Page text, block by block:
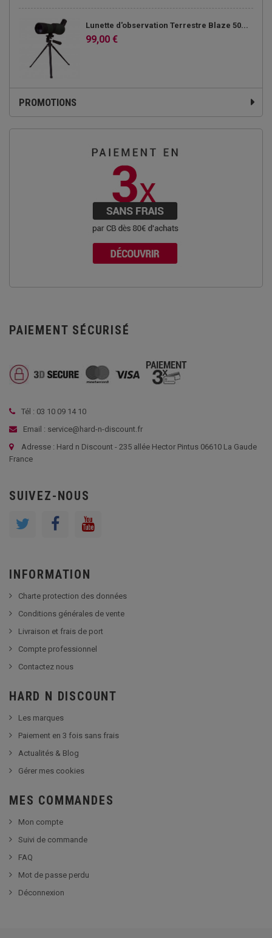
Lunette d'observation Terrestre Blaze 50...
99,00 €
PROMOTIONS
PAIEMENT SÉCURISÉ
Tél : 03 10 09 14 10
Email : service@hard-n-discount.fr
Adresse : Hard n Discount - 235 allée Hector Pintus 06610 La Gaude
France
SUIVEZ-NOUS
INFORMATION
Charte protection des données
Conditions générales de vente
Livraison et frais de port
Compte professionnel
Contactez nous
HARD N DISCOUNT
Les marques
Paiement en 3 fois sans frais
Actualités & Blog
Gérer mes cookies
MES COMMANDES
Mon compte
Suivi de commande
FAQ
Mot de passe perdu
Déconnexion